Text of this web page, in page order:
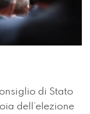
di Stato
dell’elezione